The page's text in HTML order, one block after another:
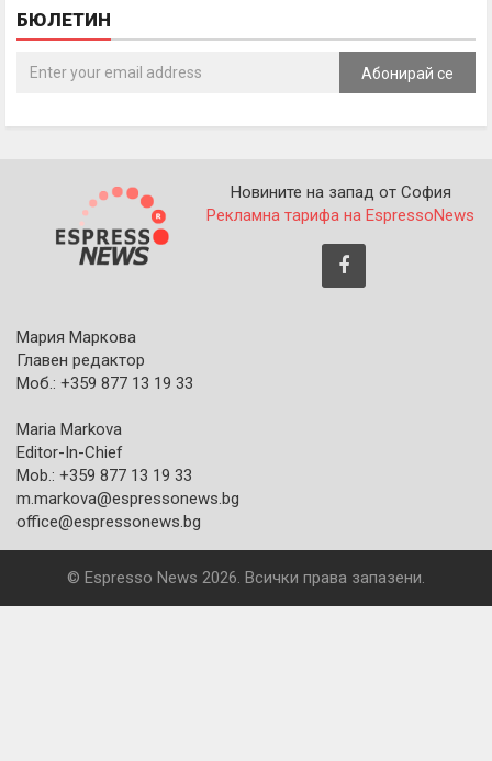
БЮЛЕТИН
Абонирай се
Новините на запад от София
Рекламна тарифа на EspressoNews
Мария Маркова
Главен редактор
Моб.: +359 877 13 19 33
Maria Markova
Editor-In-Chief
Mob.: +359 877 13 19 33
m.markova@espressonews.bg
office@espressonews.bg
© Espresso News 2026. Всички права запазени.